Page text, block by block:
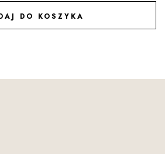
DO KOSZYKA
DO ULUBIONYCH